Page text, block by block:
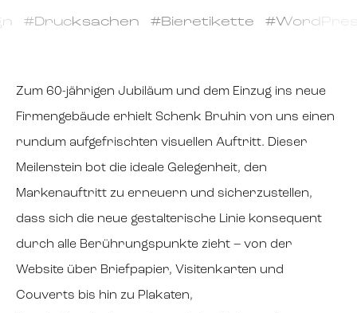
#Drucksachen #Bieretikette
Zum 60-jährigen Jubiläum und dem Einzug ins neue
Firmengebäude erhielt Schenk Bruhin von uns einen
rundum aufgefrischten visuellen Auftritt. Dieser
Meilenstein bot die ideale Gelegenheit, den
Markenauftritt zu erneuern und sicherzustellen,
dass sich die neue gestalterische Linie konsequent
durch alle Berührungspunkte zieht – von der
Website über Briefpapier, Visitenkarten und
Couverts bis hin zu Plakaten,